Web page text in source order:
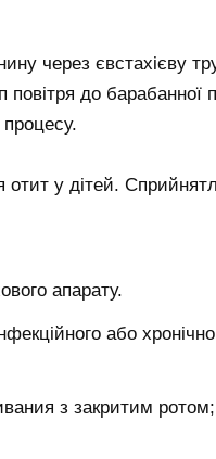
через євстахієву
до барабанної
у дітей.
апарату.
або
з закритим ротом;